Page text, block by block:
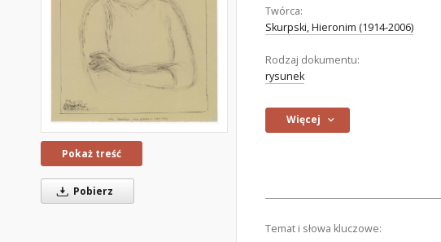
Pokaż treść
Pobierz
Twórca:
Skurpski, Hieronim (1914-2006)
Rodzaj dokumentu:
rysunek
Więcej
Temat i słowa kluczowe: